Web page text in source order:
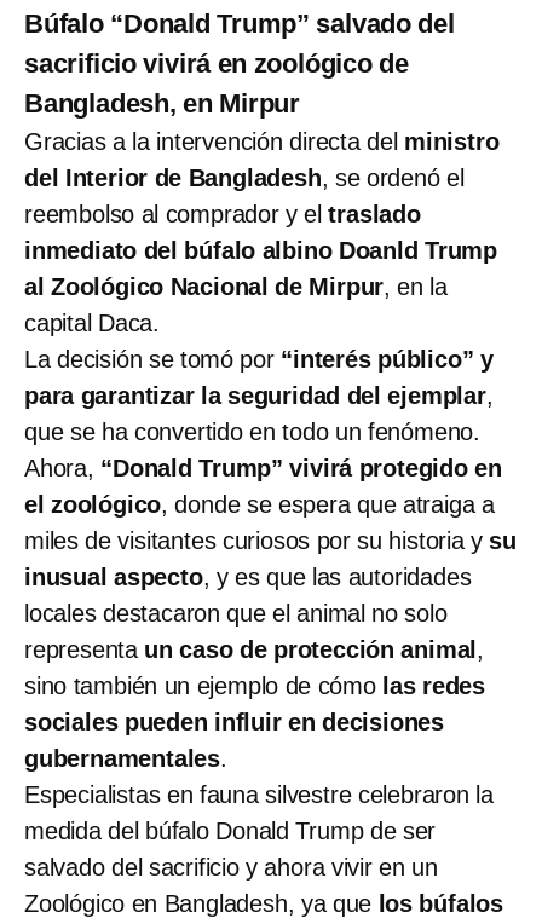
Búfalo “Donald Trump” salvado del
sacrificio vivirá en zoológico de
Bangladesh, en Mirpur
Gracias a la intervención directa del ministro
del Interior de Bangladesh, se ordenó el
reembolso al comprador y el traslado
inmediato del búfalo albino Doanld Trump
al Zoológico Nacional de Mirpur, en la
capital Daca.
La decisión se tomó por “interés público” y
para garantizar la seguridad del ejemplar,
que se ha convertido en todo un fenómeno.
Ahora, “Donald Trump” vivirá protegido en
el zoológico, donde se espera que atraiga a
miles de visitantes curiosos por su historia y su
inusual aspecto, y es que las autoridades
locales destacaron que el animal no solo
representa un caso de protección animal ,
sino también un ejemplo de cómo las redes
sociales pueden influir en decisiones
gubernamentales.
Especialistas en fauna silvestre celebraron la
medida del búfalo Donald Trump de ser
salvado del sacrificio y ahora vivir en un
Zoológico en Bangladesh, ya que los búfalos